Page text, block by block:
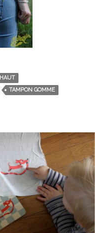
HAUT
TAMPON GOMME